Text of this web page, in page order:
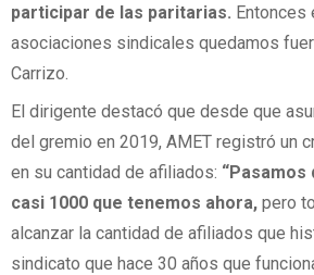
participar de las paritarias. Entonces
asociaciones sindicales quedamos
Carrizo.
El dirigente destacó que desde que
del gremio en 2019, AMET registró un
en su cantidad de afiliados: “Pasamos
casi 1000 que tenemos ahora, pero
alcanzar la cantidad de afiliados que
sindicato que hace 30 años que